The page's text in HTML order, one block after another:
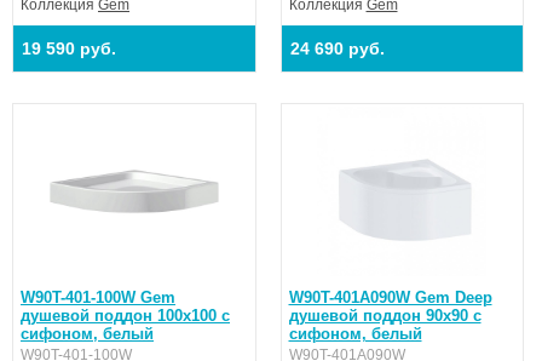
Коллекция Gem
19 590 руб.
Коллекция Gem
24 690 руб.
W90T-401-100W Gem
душевой поддон 100х100 с
сифоном, белый
W90T-401-100W
W90T-401A090W Gem Deep
душевой поддон 90х90 с
сифоном, белый
W90T-401A090W